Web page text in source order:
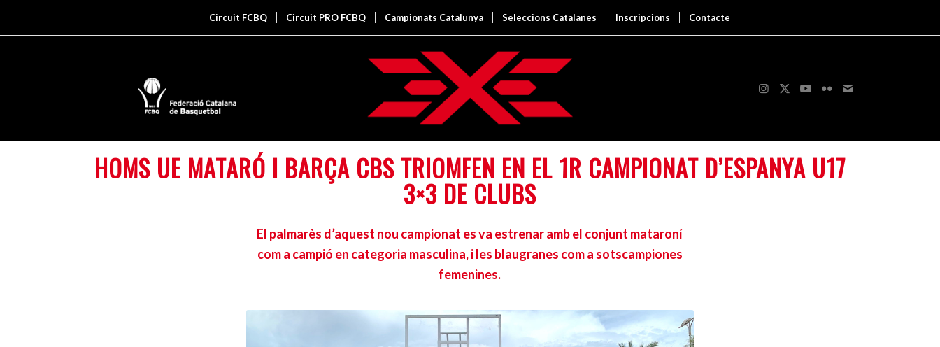
Circuit FCBQ Circuit PRO FCBQ Campionats Catalunya Seleccions Catalanes Inscripcions Contacte
HOMS UE MATARÓ I BARÇA CBS TRIOMFEN EN EL 1R CAMPIONAT D’ESPANYA U17
3×3 DE CLUBS
El palmarès d’aquest nou campionat es va estrenar amb el conjunt mataroní
com a campió en categoria masculina, i les blaugranes com a sotscampiones
femenines.